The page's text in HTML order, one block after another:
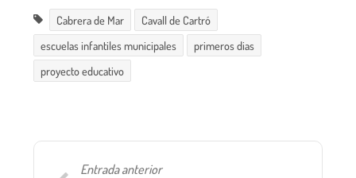
Cabrera de Mar
Cavall de Cartró
escuelas infantiles municipales
primeros dias
proyecto educativo
Entrada anterior